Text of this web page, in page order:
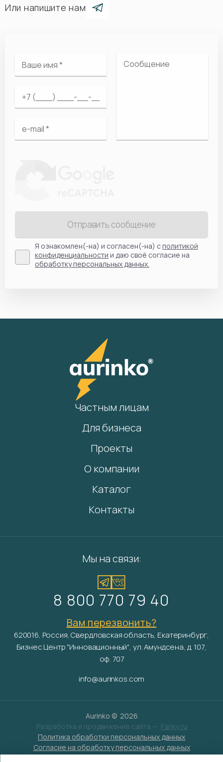
Или напишите нам
Отправить сообщение
Я ознакомлен(-на) и согласен(-на) сполитикой
конфиденциальности и даю своё согласие на
обработку персональных данных.
Частным лицам
Для бизнеса
Проекты
О компании
Каталог
Контакты
Мы на связи:
8 800 770 79 40
Вам перезвонить?
620016, Россия, Свердловская область, Екатеринбург,
Бизнес Центр "Инновационный", ул. Амундсена, д. 107,
оф. 707
info@aurinkos.com
Aurinko © 2026
Разработка и продвижение сайта — Fanky.ru
Политика обработки персональных данных
Согласие на обработку персональных данных
Условия обработки файлов cookies